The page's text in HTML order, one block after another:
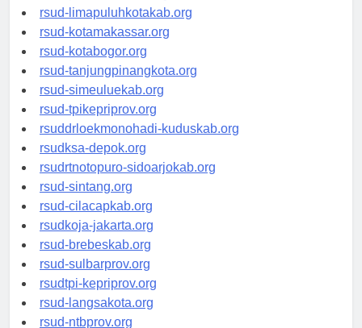
rsud-pasuruankota.org
rsud-limapuluhkotakab.org
rsud-kotamakassar.org
rsud-kotabogor.org
rsud-tanjungpinangkota.org
rsud-simeuluekab.org
rsud-tpikepriprov.org
rsuddrloekmonohadi-kuduskab.org
rsudksa-depok.org
rsudrtnotopuro-sidoarjokab.org
rsud-sintang.org
rsud-cilacapkab.org
rsudkoja-jakarta.org
rsud-brebeskab.org
rsud-sulbarprov.org
rsudtpi-kepriprov.org
rsud-langsakota.org